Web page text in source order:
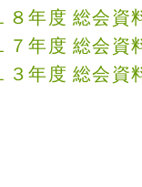
８年度 総会資
７年度 総会資
３年度 総会資